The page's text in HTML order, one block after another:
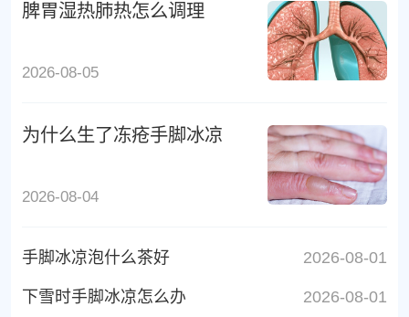
脾胃湿热肺热怎么调理
2026-08-05
为什么生了冻疮手脚冰凉
2026-08-04
2026-08-01
手脚冰凉泡什么茶好
2026-08-01
下雪时手脚冰凉怎么办